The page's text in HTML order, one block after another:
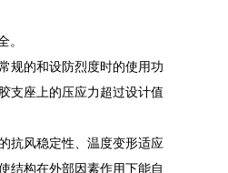
。
规的和设防烈度时的使用功
支座上的压应力超过设计值
抗风稳定性、温度变形适应
结构在外部因素作用下能自